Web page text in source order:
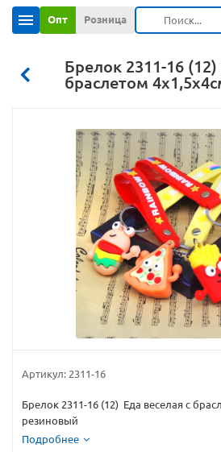
Опт Розница
Брелок 2311-16 (12)
браслетом
Артикул: 2311-16
Брелок 2311-16 (12) Еда веселая с
резиновый
Подробнее